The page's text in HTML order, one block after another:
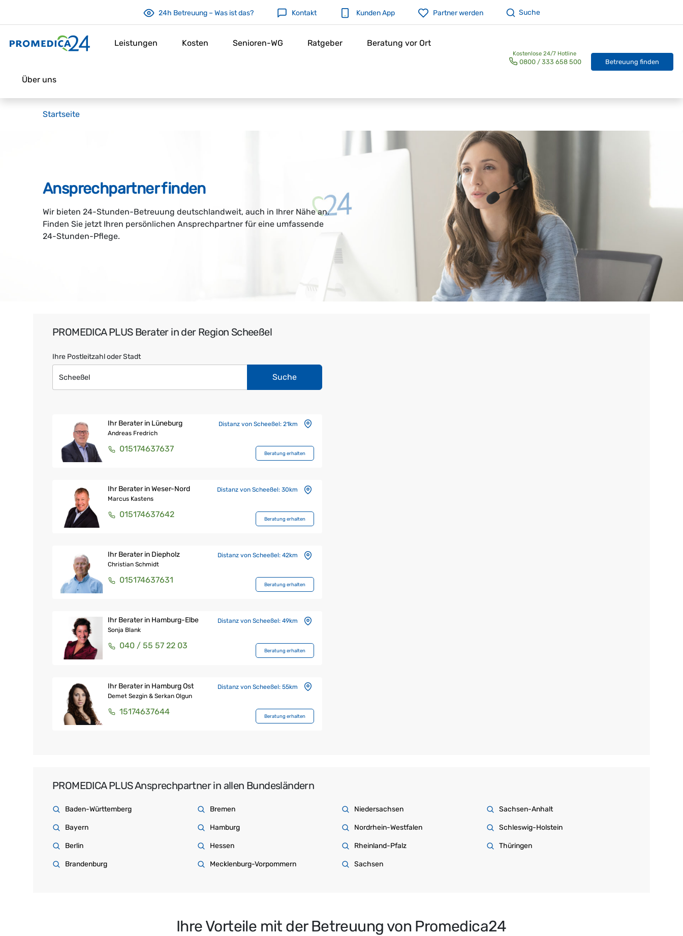
24h Betreuung – Was ist das? Kontakt Kunden App Partner werden Suche
Leistungen Kosten Senioren-WG Ratgeber Beratung vor Ort
Über uns
0800 / 333 658 500 Betreuung finden
Startseite
Ansprechpartner finden
Wir bieten 24-Stunden-Betreuung deutschlandweit, auch in Ihrer Nähe an.
Finden Sie jetzt Ihren persönlichen Ansprechpartner für eine umfassende
24-Stunden-Pflege.
PROMEDICA PLUS Berater in der Region Scheeßel
Ihre Postleitzahl oder Stadt
Suche
Ihr Berater in Lüneburg
Andreas Fredrich
015174637637
Distanz von Scheeßel: 21km
Beratung erhalten
Ihr Berater in Weser-Nord
Marcus Kastens
015174637642
Distanz von Scheeßel: 30km
Beratung erhalten
Ihr Berater in Diepholz
Christian Schmidt
015174637631
Distanz von Scheeßel: 42km
Beratung erhalten
Ihr Berater in Hamburg-Elbe
Sonja Blank
040 / 55 57 22 03
Distanz von Scheeßel: 49km
Beratung erhalten
Ihr Berater in Hamburg Ost
Demet Sezgin & Serkan Olgun
15174637644
Distanz von Scheeßel: 55km
Beratung erhalten
PROMEDICA PLUS Ansprechpartner in allen Bundesländern
Baden-Württemberg
Bayern
Berlin
Brandenburg
Bremen
Hamburg
Hessen
Mecklenburg-Vorpommern
Niedersachsen
Nordrhein-Westfalen
Rheinland-Pfalz
Sachsen
Sachsen-Anhalt
Schleswig-Holstein
Thüringen
Ihre Vorteile mit der Betreuung von Promedica24